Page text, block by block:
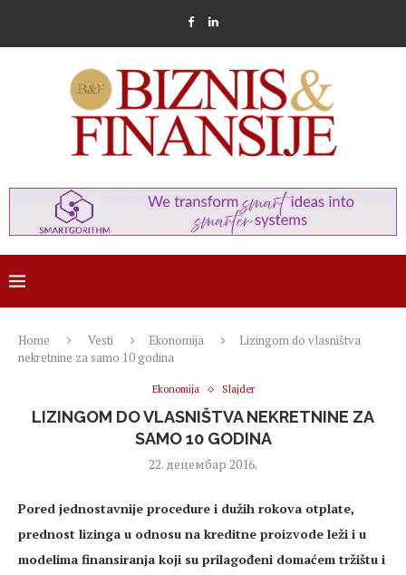
Home Vesti Ekonomija
Lizingom do vlasništva
nekretnine za samo 10 godina
Ekonomija Slajder
LIZINGOM DO VLASNIŠTVA NEKRETNINE ZA
SAMO 10 GODINA
22. децембар 2016.
Pored jednostavnije procedure i dužih rokova otplate,
prednost lizinga u odnosu na kreditne proizvode leži i u
modelima finansiranja koji su prilagođeni domaćem tržištu i